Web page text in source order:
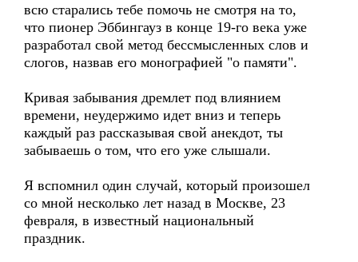
всю старались тебе помочь не смотря на то,
что пионер Эббингауз в конце 19-го века уже
разработал свой метод бессмысленных слов и
слогов, назвав его монографией "о памяти".
Кривая забывания дремлет под влиянием
времени, неудержимо идет вниз и теперь
каждый раз рассказывая свой анекдот, ты
забываешь о том, что его уже слышали.
Я вспомнил один случай, который произошел
со мной несколько лет назад в Москве, 23
февраля, в известный национальный
праздник.